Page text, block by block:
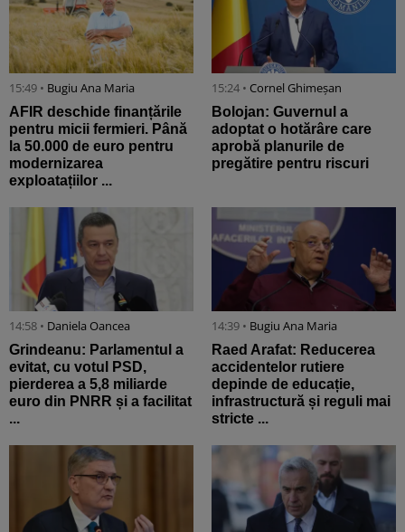
15:49 • Bugiu ⁠Ana Maria
AFIR deschide finanțările
pentru micii fermieri. Până
la 50.000 de euro pentru
modernizarea
exploatațiilor ...
15:24 • Cornel Ghimeșan
Bolojan: Guvernul a
adoptat o hotărâre care
aprobă planurile de
pregătire pentru riscuri
14:58 • Daniela Oancea
Grindeanu: Parlamentul a
evitat, cu votul PSD,
pierderea a 5,8 miliarde
euro din PNRR și a facilitat
...
14:39 • Bugiu ⁠Ana Maria
Raed Arafat: Reducerea
accidentelor rutiere
depinde de educație,
infrastructură și reguli mai
stricte ...